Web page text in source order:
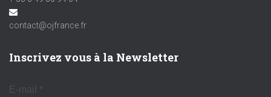
contact@ojfrance.fr
Inscrivez vous à la Newsletter
E-mail *